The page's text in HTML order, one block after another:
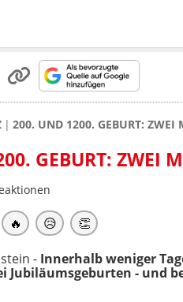
200. UND 1200. GEBURT: ZWEI
GEBURT: ZWEI
🔥 😥 👏
- Innerhalb weniger
Jubiläumsgeburten - und